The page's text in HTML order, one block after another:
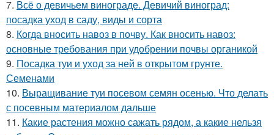
7. Всё о девичьем винограде. Девичий виноград:
посадка уход в саду, виды и сорта
8. Когда вносить навоз в почву. Как вносить навоз:
основные требования при удобрении почвы органикой
9. Посадка туи и уход за ней в открытом грунте.
Семенами
10. Выращивание туи посевом семян осенью. Что делать
с посевным материалом дальше
11. Какие растения можно сажать рядом, а какие нельзя